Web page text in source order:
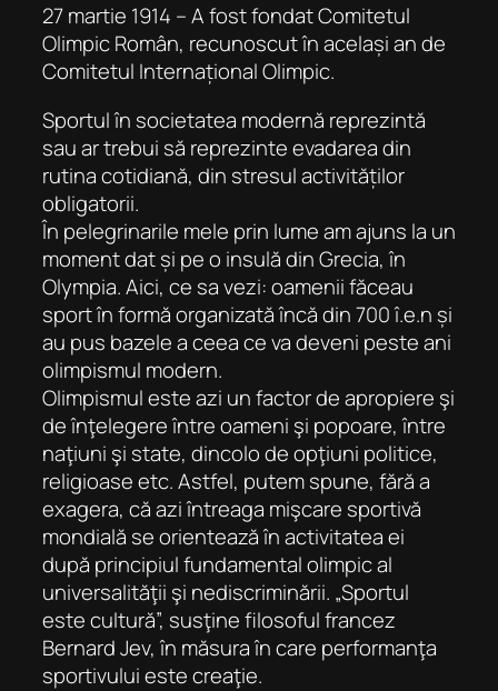
27 martie 1914 – A fost fondat Comitetul
Olimpic Român, recunoscut în același an de
Comitetul Internațional Olimpic.
Sportul în societatea modernă reprezintă
sau ar trebui să reprezinte evadarea din
rutina cotidiană, din stresul activităților
obligatorii.
În pelegrinarile mele prin lume am ajuns la un
moment dat și pe o insulă din Grecia, în
Olympia. Aici, ce sa vezi: oamenii făceau
sport în formă organizată încă din 700 î.e.n și
au pus bazele a ceea ce va deveni peste ani
olimpismul modern.
Olimpismul este azi un factor de apropiere şi
de înţelegere între oameni şi popoare, între
naţiuni şi state, dincolo de opţiuni politice,
religioase etc. Astfel, putem spune, fără a
exagera, că azi întreaga mişcare sportivă
mondială se orientează în activitatea ei
după principiul fundamental olimpic al
universalităţii şi nediscriminării. „Sportul
este cultură”, susţine filosoful francez
Bernard Jev, în măsura în care performanţa
sportivului este creaţie.